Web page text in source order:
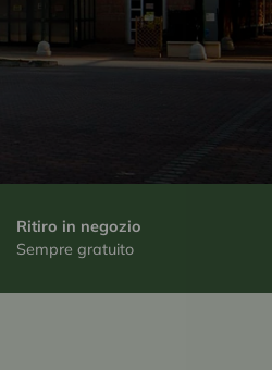
Ritiro in negozio
Sempre gratuito